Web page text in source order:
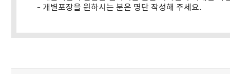
- 개별포장을 원하시는 분은 명단 작성해 주세요.